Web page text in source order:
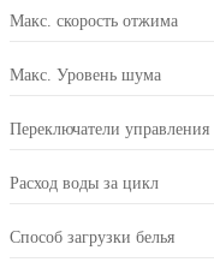
Макс. скорость отжима
Макс. Уровень шума
Переключатели управления
Расход воды за цикл
Способ загрузки белья